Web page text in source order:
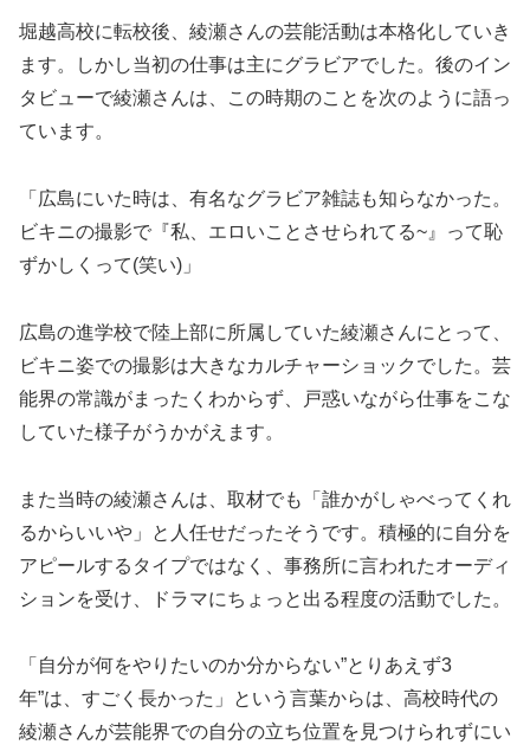
堀越高校に転校後、綾瀬さんの芸能活動は本格化していき
ます。しかし当初の仕事は主にグラビアでした。後のイン
タビューで綾瀬さんは、この時期のことを次のように語っ
ています。
「広島にいた時は、有名なグラビア雑誌も知らなかった。
ビキニの撮影で『私、エロいことさせられてる~』って恥
ずかしくって(笑い)」
広島の進学校で陸上部に所属していた綾瀬さんにとって、
ビキニ姿での撮影は大きなカルチャーショックでした。芸
能界の常識がまったくわからず、戸惑いながら仕事をこな
していた様子がうかがえます。
また当時の綾瀬さんは、取材でも「誰かがしゃべってくれ
るからいいや」と人任せだったそうです。積極的に自分を
アピールするタイプではなく、事務所に言われたオーディ
ションを受け、ドラマにちょっと出る程度の活動でした。
「自分が何をやりたいのか分からない”とりあえず3
年”は、すごく長かった」という言葉からは、高校時代の
綾瀬さんが芸能界での自分の立ち位置を見つけられずにい